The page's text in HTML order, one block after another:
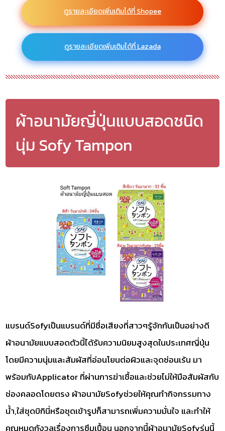
ดูรายละเอียดเพิ่มเติมได้ที่ Shopee
ดูรายละเอียดเพิ่มเติมได้ที่ Lazada
ผ้าอนามัยญี่ปุ่นแบบสอดชนิด
นุ่ม Sofy Tampon
แบรนด์Sofyเป็นแบรนด์ที่มีชื่อเสียงที่สาวๆรู้จักกันเป็นอย่างดี
ผ้าอนามัยแบบสอดตัวนี้ได้รับความนิยมสูงสุดในประเทศญี่ปุ่น
โดยมีความนุ่มและสัมผัสที่อ่อนโยนต่อผิวและจุดซ่อนเร้น มา
พร้อมกับApplicator ที่ผ่านการฆ่าเชื้อและช่วยไม่ให้มือสัมผัสกับ
ช่องคลอดโดยตรง ผ้าอนามัยSofyช่วยให้คุณทำกิจกรรมทาง
น้ำ,ใส่ชุดบิกินี่หรือชุดเข้ารูปก็สามารถเพิ่มความมั่นใจ และทำให้
คุณหมดกังวลเรื่องการซึมเปื้อน นอกจากนี้ผ้าอนามัยSofyรุ่นนี้